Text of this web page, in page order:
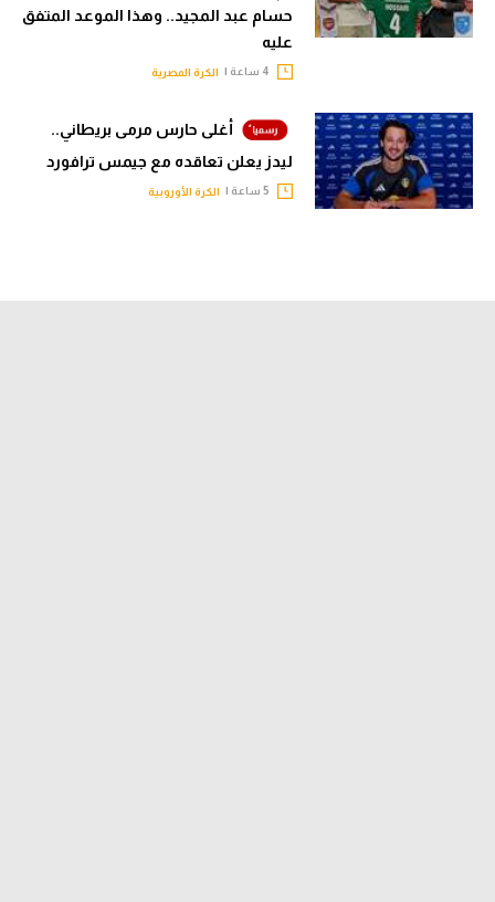
حسام عبد المجيد.. وهذا الموعد المتفق
عليه
الكرة المصرية
أغلى حارس مرمى بريطاني..
ليدز يعلن تعاقده مع جيمس ترافورد
الكرة الأوروبية